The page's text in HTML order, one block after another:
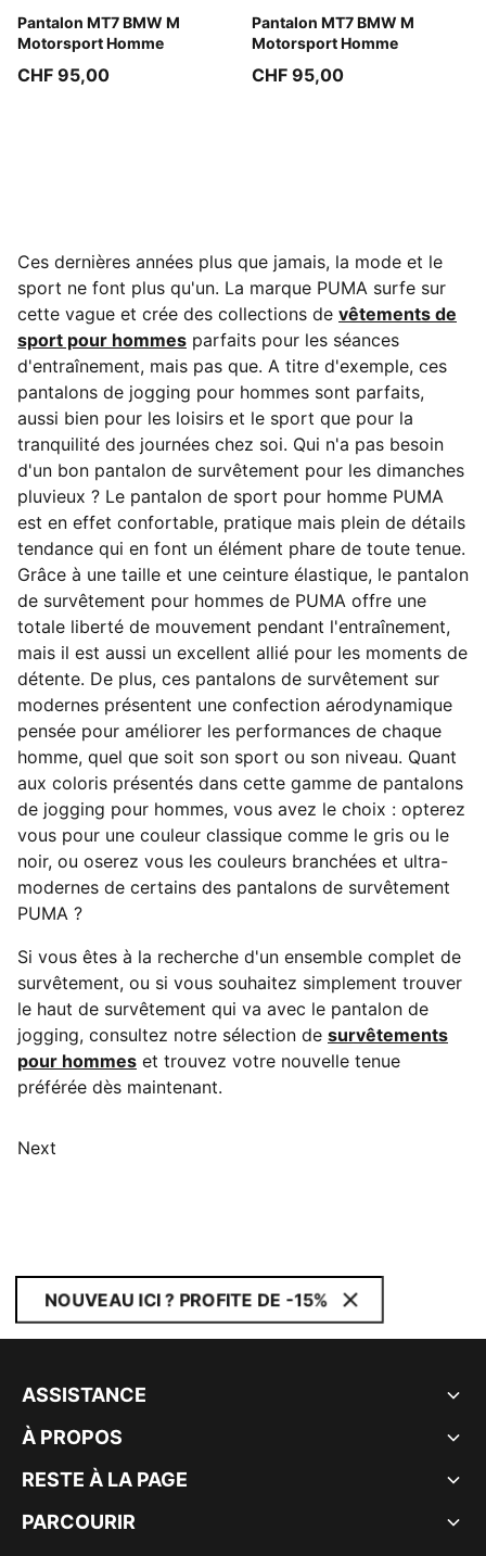
Pantalon MT7 BMW M
Motorsport Homme
Pro Blue-M Color
CHF 95,00
Pantalon MT7 BMW M
Motorsport Homme
Puma Black
CHF 95,00
Ces dernières années plus que jamais, la mode et le
sport ne font plus qu'un. La marque PUMA surfe sur
cette vague et crée des collections de vêtements de
sport pour hommes parfaits pour les séances
d'entraînement, mais pas que. A titre d'exemple, ces
pantalons de jogging pour hommes sont parfaits,
aussi bien pour les loisirs et le sport que pour la
tranquilité des journées chez soi. Qui n'a pas besoin
d'un bon pantalon de survêtement pour les dimanches
pluvieux ? Le pantalon de sport pour homme PUMA
est en effet confortable, pratique mais plein de détails
tendance qui en font un élément phare de toute tenue.
Grâce à une taille et une ceinture élastique, le pantalon
de survêtement pour hommes de PUMA offre une
totale liberté de mouvement pendant l'entraînement,
mais il est aussi un excellent allié pour les moments de
détente. De plus, ces pantalons de survêtement sur
modernes présentent une confection aérodynamique
pensée pour améliorer les performances de chaque
homme, quel que soit son sport ou son niveau. Quant
aux coloris présentés dans cette gamme de pantalons
de jogging pour hommes, vous avez le choix : opterez
vous pour une couleur classique comme le gris ou le
noir, ou oserez vous les couleurs branchées et ultra-
modernes de certains des pantalons de survêtement
PUMA ?
Si vous êtes à la recherche d'un ensemble complet de
survêtement, ou si vous souhaitez simplement trouver
le haut de survêtement qui va avec le pantalon de
jogging, consultez notre sélection de survêtements
pour hommes et trouvez votre nouvelle tenue
préférée dès maintenant.
Next
NOUVEAU ICI ? PROFITE DE -15%
ASSISTANCE
À PROPOS
RESTE À LA PAGE
PARCOURIR